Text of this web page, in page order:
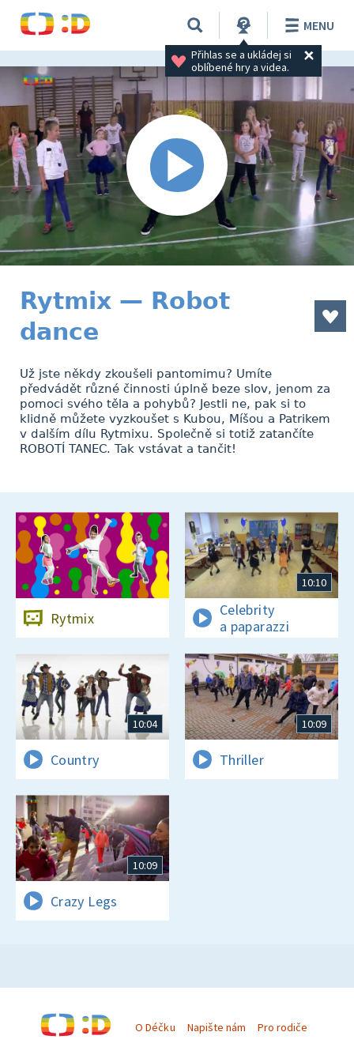
Přihlas se a ukládej si
oblíbené hry a videa.
MENU
Rytmix — Robot
dance
Už jste někdy zkoušeli pantomimu? Umíte
předvádět různé činnosti úplně beze slov, jenom za
pomoci svého těla a pohybů? Jestli ne, pak si to
klidně můžete vyzkoušet s Kubou, Míšou a Patrikem
v dalším dílu Rytmixu. Společně si totiž zatančíte
ROBOTÍ TANEC. Tak vstávat a tančit!
Rytmix
10:10
Celebrity
a paparazzi
10:04
Country
10:09
Thriller
10:09
Crazy Legs
O Déčku Napište nám Pro rodiče